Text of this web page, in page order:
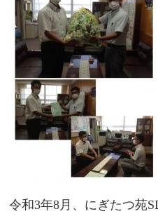
令和3年8月、にぎたつ苑